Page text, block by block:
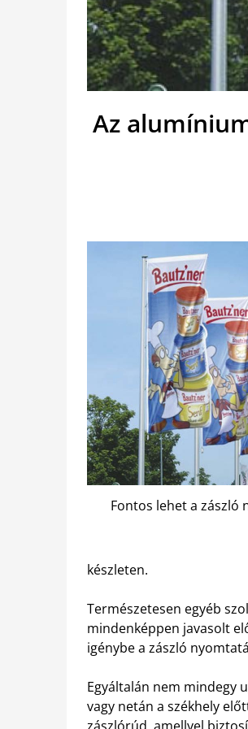
Az
Fontos lehet a zászló
készleten.
Természetesen egyéb
mindenképpen javasolt
igénybe a zászló
Egyáltalán nem mindegy
vagy netán a székhely